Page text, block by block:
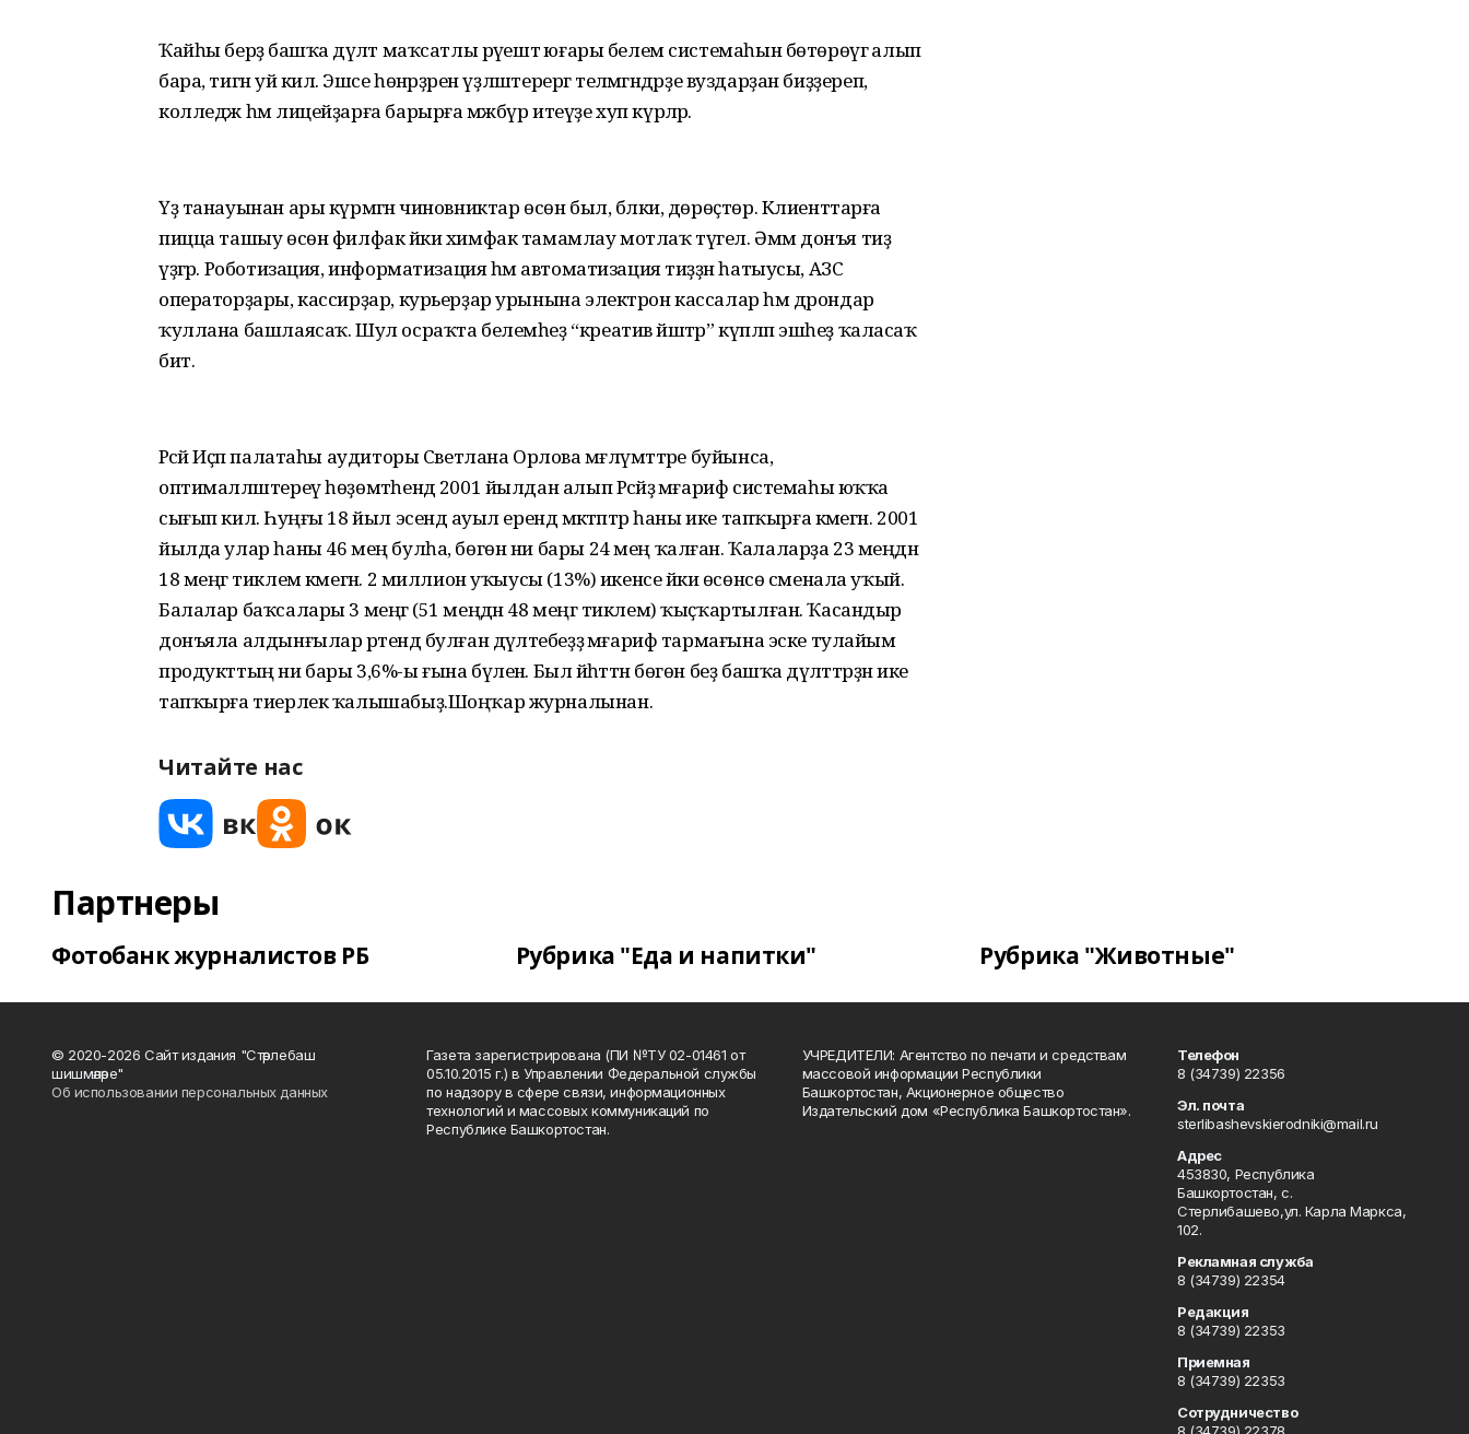
Ҡайһы берҙә башҡа дәүләт маҡсатлы рәүештә юғары белем системаһын бөтөрөүгә алып
бара, тигән уй килә. Эшсе һөнәрҙәрен үҙләштерергә теләмәгәндәрҙе вуздарҙан биҙҙереп,
колледж һәм лицейҙарға барырға мәжбүр итеүҙе хуп күрәләр.
Үҙ танауынан ары күрмәгән чиновниктар өсөн был, бәлки, дөрөҫтөр. Клиенттарға
пицца ташыу өсөн филфак йәки химфак тамамлау мотлаҡ түгел. Әммә донъя тиҙ
үҙгәрә. Роботизация, информатизация һәм автоматизация тиҙҙән һатыусы, АЗС
операторҙары, кассирҙар, курьерҙар урынына электрон кассалар һәм дрондар
ҡуллана башлаясаҡ. Шул осраҡта белемһеҙ “креатив йәштәр” күпләп эшһеҙ ҡаласаҡ
бит.
Рәсәй Иҫәп палатаһы аудиторы Светлана Орлова мәғлүмәттәре буйынса,
оптималләштереү һөҙөмтәһендә 2001 йылдан алып Рәсәйҙә мәғариф системаһы юҡҡа
сығып килә. Һуңғы 18 йыл эсендә ауыл ерендә мәктәптәр һаны ике тапҡырға кәмегән. 2001
йылда улар һаны 46 мең булһа, бөгөн ни бары 24 мең ҡалған. Ҡалаларҙа 23 меңдән
18 меңгә тиклем кәмегән. 2 миллион уҡыусы (13%) икенсе йәки өсөнсө сменала уҡый.
Балалар баҡсалары 3 меңгә (51 меңдән 48 меңгә тиклем) ҡыҫҡартылған. Ҡасандыр
донъяла алдынғылар рәтендә булған дәүләтебеҙҙә мәғариф тармағына эске тулайым
продукттың ни бары 3,6%-ы ғына бүленә. Был йәһәттән бөгөн беҙ башҡа дәүләттәрҙән ике
тапҡырға тиерлек ҡалышабыҙ.Шоңҡар журналынан.
Читайте нас
Партнеры
Фотобанк журналистов РБ Рубрика "Еда и напитки" Рубрика "Животные"
© 2020-2026 Сайт издания "Стәрлебаш
шишмәләре"
Об использовании персональных данных
Газета зарегистрирована (ПИ №ТУ 02-01461 от
05.10.2015 г.) в Управлении Федеральной службы
по надзору в сфере связи, информационных
технологий и массовых коммуникаций по
Республике Башкортостан.
УЧРЕДИТЕЛИ: Агентство по печати и средствам
массовой информации Республики
Башкортостан, Акционерное общество
Издательский дом «Республика Башкортостан».
Телефон
8 (34739) 22356
Эл. почта
sterlibashevskierodniki@mail.ru
Адрес
453830, Республика
Башкортостан, c.
Стерлибашево,ул. Карла Маркса,
102.
Рекламная служба
8 (34739) 22354
Редакция
8 (34739) 22353
Приемная
8 (34739) 22353
Сотрудничество